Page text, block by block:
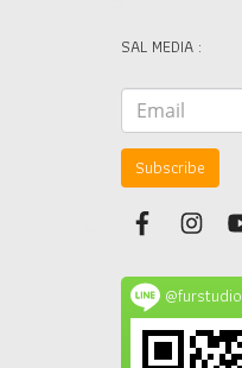
SAL MEDIA :
Subscribe
@furstudio